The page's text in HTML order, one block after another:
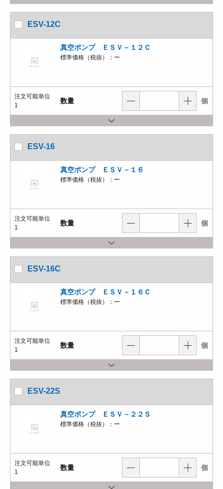
ESV-12C
真空ポンプ ＥＳＶ－１２Ｃ
標準価格（税抜）： ー
注文可能単位
1
数量 個
ESV-16
真空ポンプ ＥＳＶ－１６
標準価格（税抜）： ー
注文可能単位
1
数量 個
ESV-16C
真空ポンプ ＥＳＶ－１６Ｃ
標準価格（税抜）： ー
注文可能単位
1
数量 個
ESV-22S
真空ポンプ ＥＳＶ－２２Ｓ
標準価格（税抜）： ー
注文可能単位
1
数量 個